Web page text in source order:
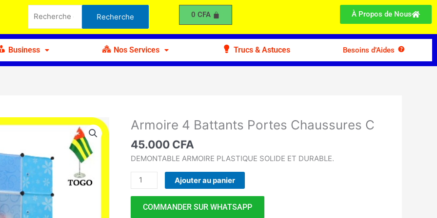
pour :
Recherche 0 CFA À Propos de Nous
Business Nos Services Trucs & Astuces Besoins d’Aides
Armoire 4 Battants Portes Chaussures C
45.000 CFA
DEMONTABLE ARMOIRE PLASTIQUE SOLIDE ET DURABLE.
quantité
Armoire
4
Portes
Ajouter au panier
COMMANDER SUR WHATSAPP
Chaussures
C